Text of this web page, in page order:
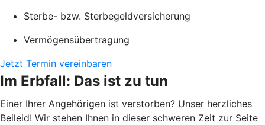
Sterbe- bzw. Sterbegeldversicherung
Vermögensübertragung
Jetzt Termin vereinbaren
Im Erbfall: Das ist zu tun
Einer Ihrer Angehörigen ist verstorben? Unser herzliches
Beileid! Wir stehen Ihnen in dieser schweren Zeit zur Seite